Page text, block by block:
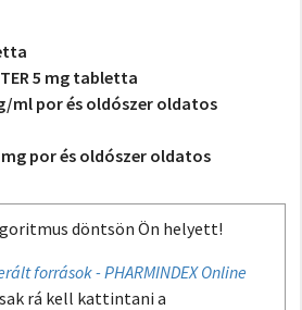
5 mg tabletta
ml por és oldószer oldatos
mg por és oldószer oldatos
döntsön Ön helyett!
források - PHARMINDEX Online
rá kell kattintani a